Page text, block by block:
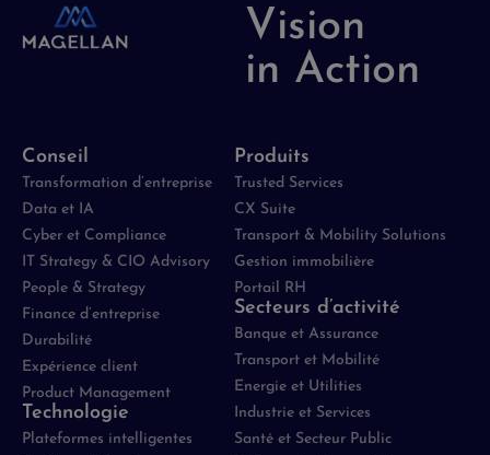
Vision
in Action
Conseil
Transformation d’entreprise
Data et IA
Cyber et Compliance
IT Strategy & CIO Advisory
People & Strategy
Finance d’entreprise
Durabilité
Expérience client
Product Management
Technologie
Plateformes intelligentes
Produits
Trusted Services
CX Suite
Transport & Mobility Solutions
Gestion immobilière
Portail RH
Secteurs d’activité
Banque et Assurance
Transport et Mobilité
Energie et Utilities
Industrie et Services
Santé et Secteur Public